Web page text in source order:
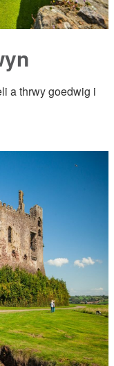
a thrwy goedwig i